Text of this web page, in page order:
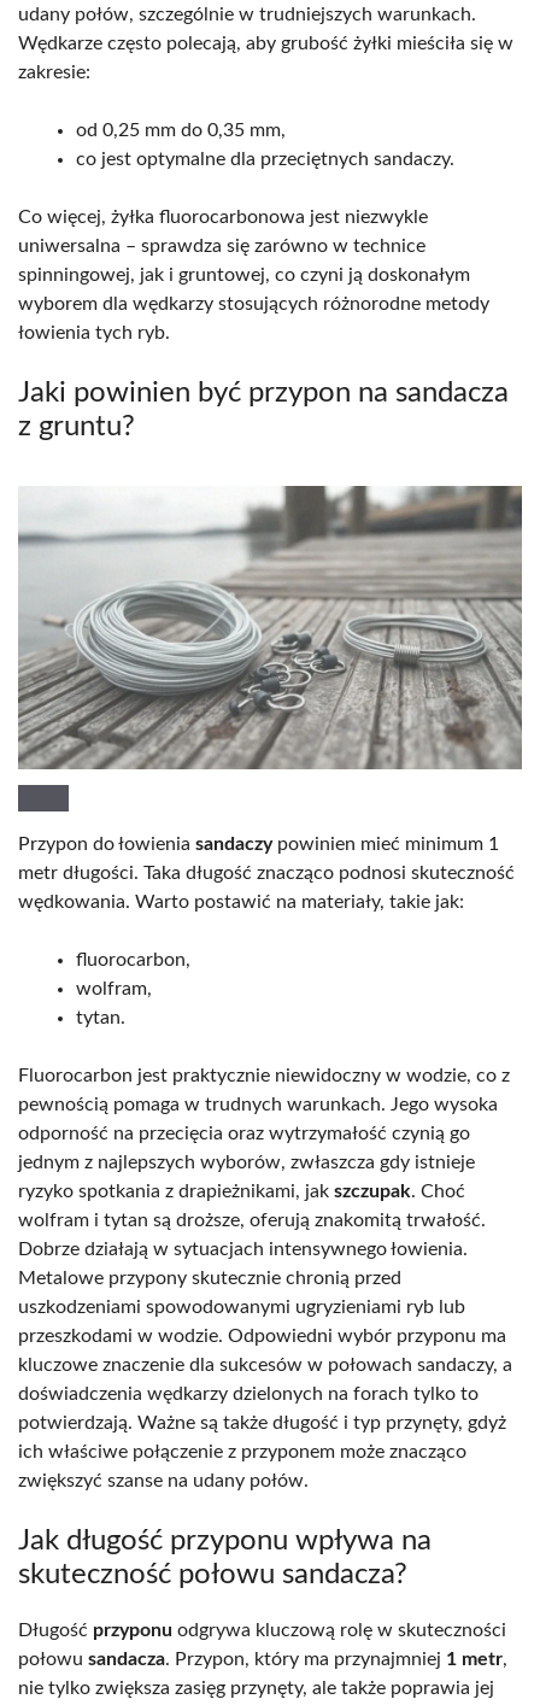
udany połów, szczególnie w trudniejszych warunkach.
Wędkarze często polecają, aby grubość żyłki mieściła się w
zakresie:
od 0,25 mm do 0,35 mm,
co jest optymalne dla przeciętnych sandaczy.
Co więcej, żyłka fluorocarbonowa jest niezwykle
uniwersalna – sprawdza się zarówno w technice
spinningowej, jak i gruntowej, co czyni ją doskonałym
wyborem dla wędkarzy stosujących różnorodne metody
łowienia tych ryb.
Jaki powinien być przypon na sandacza
z gruntu?
Przypon do łowienia sandaczypowinien mieć minimum 1
metr długości. Taka długość znacząco podnosi skuteczność
wędkowania. Warto postawić na materiały, takie jak:
fluorocarbon,
wolfram,
tytan.
Fluorocarbon jest praktycznie niewidoczny w wodzie, co z
pewnością pomaga w trudnych warunkach. Jego wysoka
odporność na przecięcia oraz wytrzymałość czynią go
jednym z najlepszych wyborów, zwłaszcza gdy istnieje
ryzyko spotkania z drapieżnikami, jak szczupak. Choć
wolfram i tytan są droższe, oferują znakomitą trwałość.
Dobrze działają w sytuacjach intensywnego łowienia.
Metalowe przypony skutecznie chronią przed
uszkodzeniami spowodowanymi ugryzieniami ryb lub
przeszkodami w wodzie. Odpowiedni wybór przyponu ma
kluczowe znaczenie dla sukcesów w połowach sandaczy, a
doświadczenia wędkarzy dzielonych na forach tylko to
potwierdzają. Ważne są także długość i typ przynęty, gdyż
ich właściwe połączenie z przyponem może znacząco
zwiększyć szanse na udany połów.
Jak długość przyponu wpływa na
skuteczność połowu sandacza?
Długość przyponu odgrywa kluczową rolę w skuteczności
połowu sandacza. Przypon, który ma przynajmniej 1 metr,
nie tylko zwiększa zasięg przynęty, ale także poprawia jej